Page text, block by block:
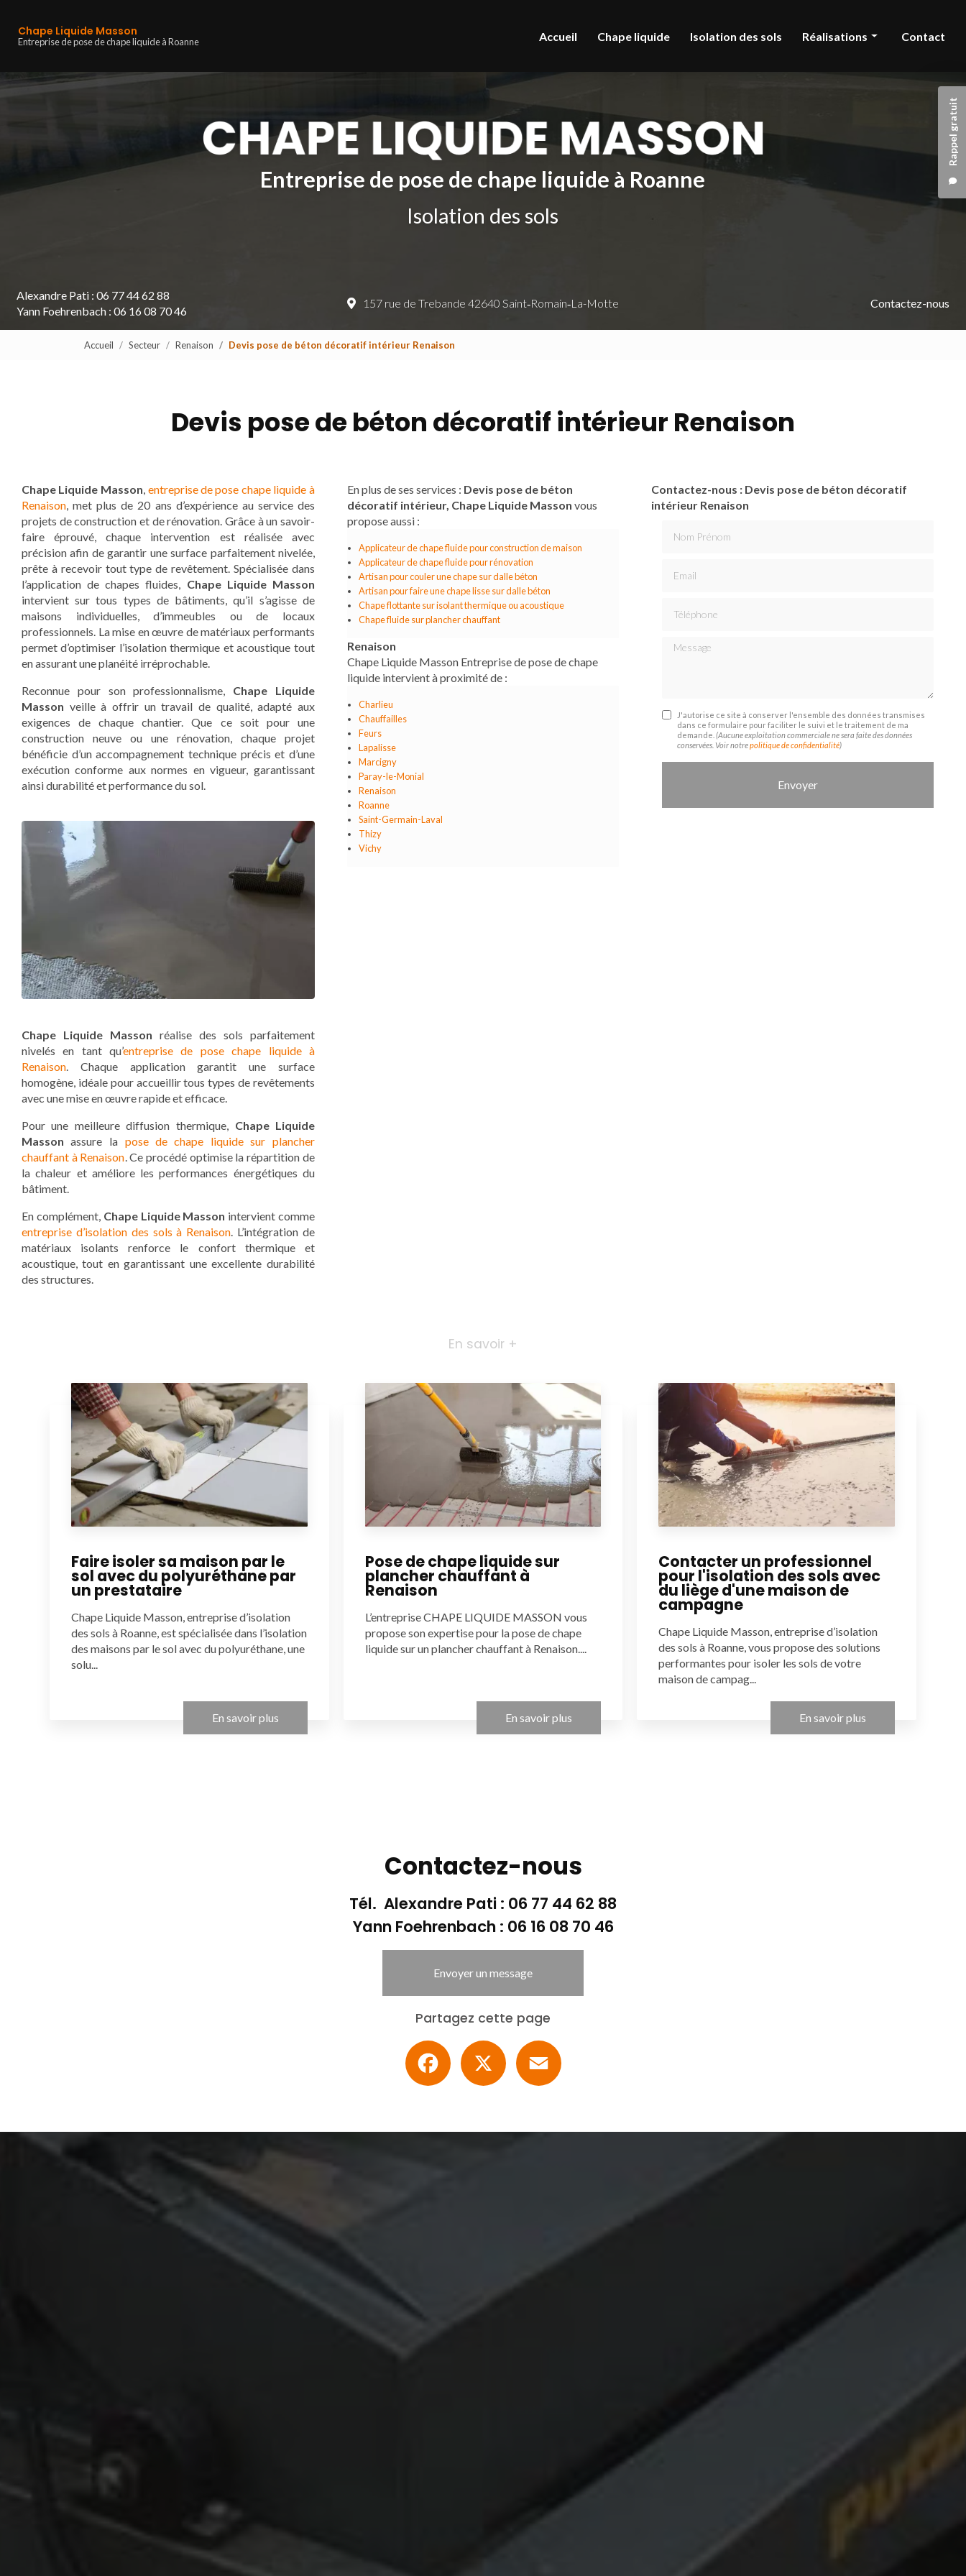
contenu
Chape Liquide Masson
Entreprise de pose de chape liquide à Roanne
Rappel gratuit
Accueil Chape liquide Isolation des sols Réalisations Contact
Entreprise de pose de chape liquide à Roanne
Isolation des sols
Alexandre Pati : 06 77 44 62 88
Yann Foehrenbach : 06 16 08 70 46
157 rue de Trebande 42640 Saint‑Romain‑La-Motte Contactez-nous
Accueil Secteur Renaison Devis pose de béton décoratif intérieur Renaison
Devis pose de béton décoratif intérieur Renaison
Chape Liquide Masson, entreprise de pose chape liquide à
Renaison, met plus de 20 ans d’expérience au service des
projets de construction et de rénovation. Grâce à un savoir-
faire éprouvé, chaque intervention est réalisée avec
précision afin de garantir une surface parfaitement nivelée,
prête à recevoir tout type de revêtement. Spécialisée dans
l’application de chapes fluides, Chape Liquide Masson
intervient sur tous types de bâtiments, qu’il s’agisse de
maisons individuelles, d’immeubles ou de locaux
professionnels. La mise en œuvre de matériaux performants
permet d’optimiser l’isolation thermique et acoustique tout
en assurant une planéité irréprochable.
Reconnue pour son professionnalisme, Chape Liquide
Masson veille à offrir un travail de qualité, adapté aux
exigences de chaque chantier. Que ce soit pour une
construction neuve ou une rénovation, chaque projet
bénéficie d’un accompagnement technique précis et d’une
exécution conforme aux normes en vigueur, garantissant
ainsi durabilité et performance du sol.
Chape Liquide Masson réalise des sols parfaitement
nivelés en tant qu’entreprise de pose chape liquide à
Renaison . Chaque application garantit une surface
homogène, idéale pour accueillir tous types de revêtements
avec une mise en œuvre rapide et efficace.
Pour une meilleure diffusion thermique, Chape Liquide
Masson assure la pose de chape liquide sur plancher
chauffant à Renaison . Ce procédé optimise la répartition de
la chaleur et améliore les performances énergétiques du
bâtiment.
En complément, Chape Liquide Masson intervient comme
entreprise d’isolation des sols à Renaison . L’intégration de
matériaux isolants renforce le confort thermique et
acoustique, tout en garantissant une excellente durabilité
des structures.
En plus de ses services : Devis pose de béton
décoratif intérieur, Chape Liquide Masson vous
propose aussi :
Applicateur de chape fluide pour construction de maison
Applicateur de chape fluide pour rénovation
Artisan pour couler une chape sur dalle béton
Artisan pour faire une chape lisse sur dalle béton
Chape flottante sur isolant thermique ou acoustique
Chape fluide sur plancher chauffant
Renaison
Chape Liquide Masson Entreprise de pose de chape
liquide intervient à proximité de :
Charlieu
Chauffailles
Feurs
Lapalisse
Marcigny
Paray-le-Monial
Renaison
Roanne
Saint-Germain-Laval
Thizy
Vichy
Contactez-nous : Devis pose de béton décoratif
intérieur Renaison
Message
J'autorise ce site à conserver l'ensemble des données transmises
dans ce formulaire pour faciliter le suivi et le traitement de ma
demande. (Aucune exploitation commerciale ne sera faite des données
conservées. Voir notrepolitique de confidentialité)
En savoir +
Faire isoler sa maison par le
sol avec du polyuréthane par
un prestataire
Chape Liquide Masson, entreprise d’isolation
des sols à Roanne, est spécialisée dans l’isolation
des maisons par le sol avec du polyuréthane, une
solu...
En savoir plus
Pose de chape liquide sur
plancher chauffant à
Renaison
L’entreprise CHAPE LIQUIDE MASSON vous
propose son expertise pour la pose de chape
liquide sur un plancher chauffant à Renaison....
En savoir plus
Contacter un professionnel
pour l'isolation des sols avec
du liège d'une maison de
campagne
Chape Liquide Masson, entreprise d’isolation
des sols à Roanne, vous propose des solutions
performantes pour isoler les sols de votre
maison de campag...
En savoir plus
Contactez-nous
Tél. Alexandre Pati : 06 77 44 62 88
Yann Foehrenbach : 06 16 08 70 46
Envoyer un message
Partagez cette page
Facebook